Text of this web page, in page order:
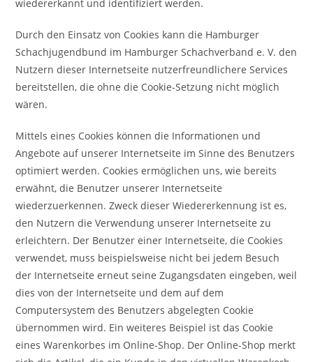
wiedererkannt und identifiziert werden.
Durch den Einsatz von Cookies kann die Hamburger
Schachjugendbund im Hamburger Schachverband e. V. den
Nutzern dieser Internetseite nutzerfreundlichere Services
bereitstellen, die ohne die Cookie-Setzung nicht möglich
wären.
Mittels eines Cookies können die Informationen und
Angebote auf unserer Internetseite im Sinne des Benutzers
optimiert werden. Cookies ermöglichen uns, wie bereits
erwähnt, die Benutzer unserer Internetseite
wiederzuerkennen. Zweck dieser Wiedererkennung ist es,
den Nutzern die Verwendung unserer Internetseite zu
erleichtern. Der Benutzer einer Internetseite, die Cookies
verwendet, muss beispielsweise nicht bei jedem Besuch
der Internetseite erneut seine Zugangsdaten eingeben, weil
dies von der Internetseite und dem auf dem
Computersystem des Benutzers abgelegten Cookie
übernommen wird. Ein weiteres Beispiel ist das Cookie
eines Warenkorbes im Online-Shop. Der Online-Shop merkt